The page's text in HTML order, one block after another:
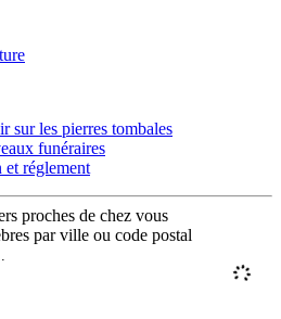
sur les pierres tombales
funéraires
et réglement
proches de chez vous
par ville ou code postal